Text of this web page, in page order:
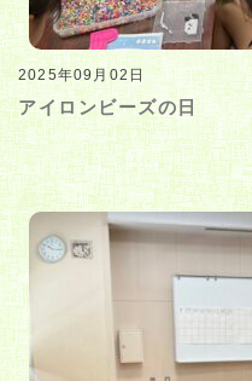
2025年09月02日
アイロンビーズの日